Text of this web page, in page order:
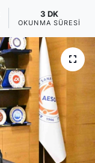
3 DK
OKUNMA SÜRESI